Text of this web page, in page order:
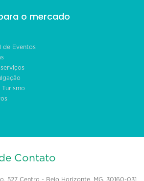
o mercado
de Eventos
Contato
527 Centro - Belo Horizonte, MG, 30160-031